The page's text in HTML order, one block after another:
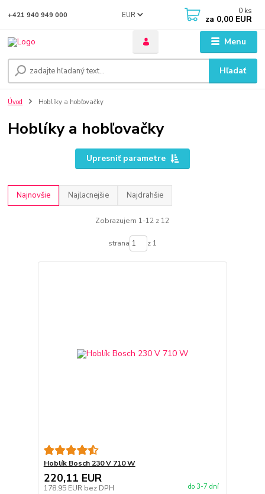
Menu
EUR
Hľadať
+421 940 949 000 0 ks
za 0,00 EUR
Úvod Hoblíky a hobľovačky
Hoblíky a hobľovačky
Upresniť parametre
Najnovšie Najlacnejšie Najdrahšie
Zobrazujem 1-12 z 12
strana z 1
Hoblík Bosch 230 V 710 W
220,11 EUR
178,95 EUR bez DPH do 3-7 dní